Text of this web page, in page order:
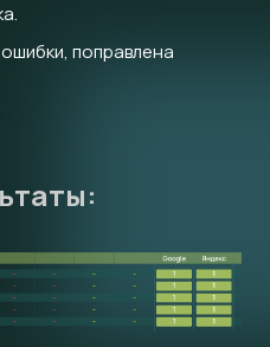
поправлена